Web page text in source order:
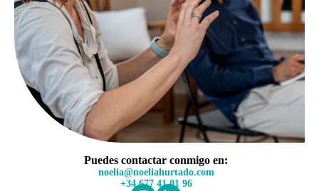
Puedes contactar conmigo en:
noelia@noeliahurtado.com
+34 677 41 01 96